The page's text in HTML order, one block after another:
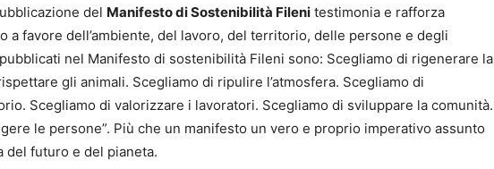
del Manifesto di Sostenibilità Fileni testimonia e rafforza
a favore dell’ambiente, del lavoro, del territorio, delle persone e degli
nel Manifesto di sostenibilità Fileni sono: Scegliamo di rigenerare la
gli animali. Scegliamo di ripulire l’atmosfera. Scegliamo di
Scegliamo di valorizzare i lavoratori. Scegliamo di sviluppare la comunità.
le persone”. Più che un manifesto un vero e proprio imperativo assunto
del futuro e del pianeta.